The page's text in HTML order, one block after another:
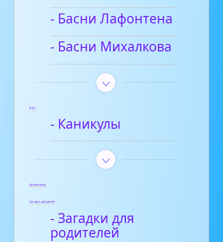
- Басни Лафонтена
- Басни Михалкова
Блог
- Каникулы
Диафильмы
Загадки для детей
- Загадки для
родителей